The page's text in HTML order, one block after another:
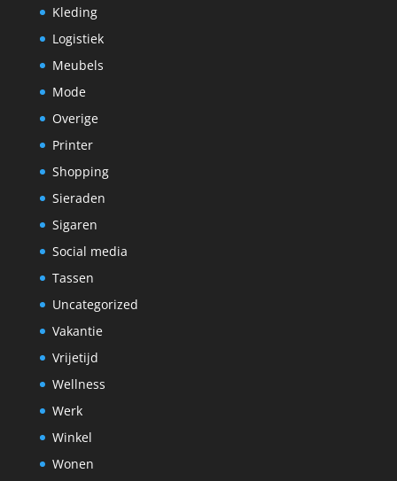
Kleding
Logistiek
Meubels
Mode
Overige
Printer
Shopping
Sieraden
Sigaren
Social media
Tassen
Uncategorized
Vakantie
Vrijetijd
Wellness
Werk
Winkel
Wonen